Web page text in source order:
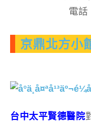
電話
京鼎北方小
台中太平賢德醫院